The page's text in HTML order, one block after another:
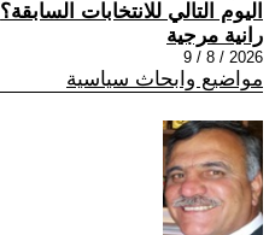
اليوم التالي للانتخابات السابقة؟
رانية مرجية
2026 / 8 / 9
مواضيع وابحاث سياسية